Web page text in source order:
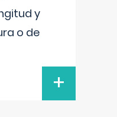
y
o de
+